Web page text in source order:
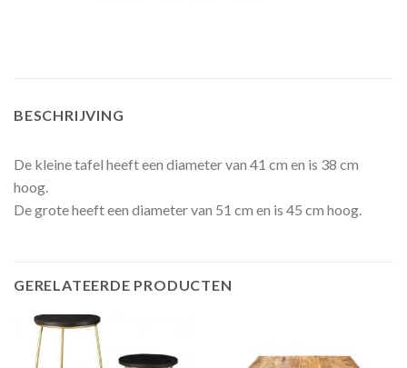
BESCHRIJVING
De kleine tafel heeft een diameter van 41 cm en is 38 cm
hoog.
De grote heeft een diameter van 51 cm en is 45 cm hoog.
GERELATEERDE PRODUCTEN